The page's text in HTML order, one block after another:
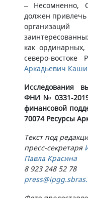
– Несомненно,
должен
как
северо-востоке
Аркадьевич
Исследования
ФНИ № 0331-
финансовой
70074 Ресурсы
Текст под
пресс-секретаря
Павла Красина​​
8 923 248 52 78